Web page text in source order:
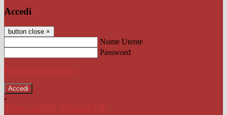
Accedi
button close ×
Nome Utente
Password
Password dimenticata?
-
Entra con SPID
Entra con CIE